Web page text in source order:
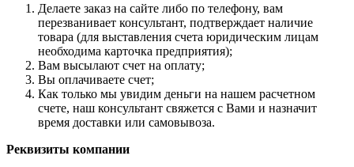
Делаете заказ на сайте либо по телефону, вам
перезванивает консультант, подтверждает наличие
товара (для выставления счета юридическим лицам
необходима карточка предприятия);
Вам высылают счет на оплату;
Вы оплачиваете счет;
Как только мы увидим деньги на нашем расчетном
счете, наш консультант свяжется с Вами и назначит
время доставки или самовывоза.
Реквизиты компании